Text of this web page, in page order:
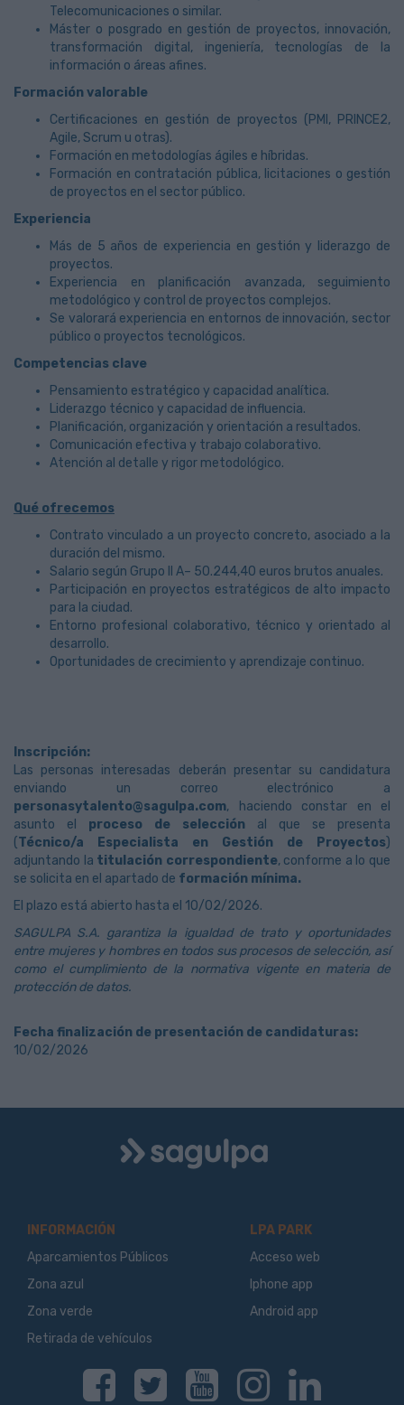
Telecomunicaciones o similar.
Máster o posgrado en gestión de proyectos, innovación,
transformación digital, ingeniería, tecnologías de la
información o áreas afines.
Formación valorable
Certificaciones en gestión de proyectos (PMI, PRINCE2,
Agile, Scrum u otras).
Formación en metodologías ágiles e híbridas.
Formación en contratación pública, licitaciones o gestión
de proyectos en el sector público.
Experiencia
Más de 5 años de experiencia en gestión y liderazgo de
proyectos.
Experiencia en planificación avanzada, seguimiento
metodológico y control de proyectos complejos.
Se valorará experiencia en entornos de innovación, sector
público o proyectos tecnológicos.
Competencias clave
Pensamiento estratégico y capacidad analítica.
Liderazgo técnico y capacidad de influencia.
Planificación, organización y orientación a resultados.
Comunicación efectiva y trabajo colaborativo.
Atención al detalle y rigor metodológico.
Qué ofrecemos
Contrato vinculado a un proyecto concreto, asociado a la
duración del mismo.
Salario según Grupo II A– 50.244,40 euros brutos anuales.
Participación en proyectos estratégicos de alto impacto
para la ciudad.
Entorno profesional colaborativo, técnico y orientado al
desarrollo.
Oportunidades de crecimiento y aprendizaje continuo.
Inscripción:
Las personas interesadas deberán presentar su candidatura
enviando un correo electrónico a
personasytalento@sagulpa.com, haciendo constar en el
asunto el proceso de selección al que se presenta
(Técnico/a Especialista en Gestión de Proyectos)
adjuntando la titulación correspondiente, conforme a lo que
se solicita en el apartado de formación mínima.
El plazo está abierto hasta el 10/02/2026.
SAGULPA S.A. garantiza la igualdad de trato y oportunidades
entre mujeres y hombres en todos sus procesos de selección, así
como el cumplimiento de la normativa vigente en materia de
protección de datos.
Fecha finalización de presentación de candidaturas:
10/02/2026
Logo
Sagulpa
INFORMACIÓN
Aparcamientos Públicos
Zona azul
Zona verde
Retirada de vehículos
LPA PARK
Acceso web
Iphone app
Android app
Facebook Twitter Youtube Instagram Linkedin